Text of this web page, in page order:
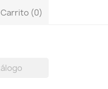
Carrito (0)